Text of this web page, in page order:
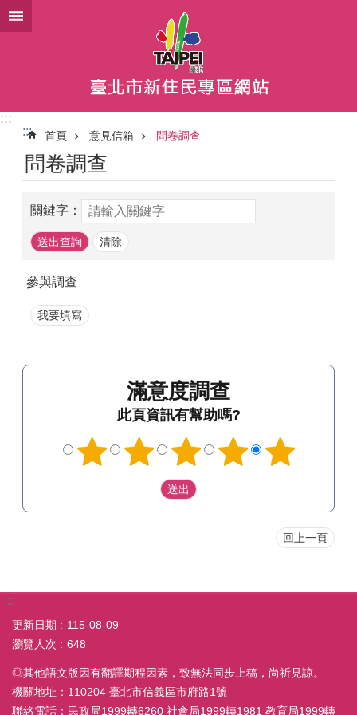
跳到主要內容區塊
:::
:::
首頁 意見信箱 問卷調查
問卷調查
關鍵字：
參與調查
我要填寫
滿意度調查
此頁資訊有幫助嗎?
回上一頁
:::
更新日期
115-08-09
瀏覽人次
648
◎其他語文版因有翻譯期程因素，致無法同步上稿，尚祈見諒。
機關地址：110204 臺北市信義區市府路1號
聯絡電話：民政局1999轉6260 社會局1999轉1981 教育局1999轉